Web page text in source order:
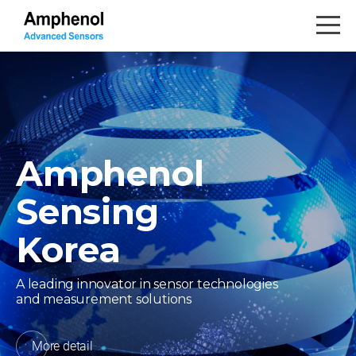
Amphenol
Sensing
Korea​
A leading innovator in sensor technologies
and measurement solutions
More detail
Amphenol
Sensing
Korea​
A leading innovator in sensor technologies
and measurement solutions
More detail